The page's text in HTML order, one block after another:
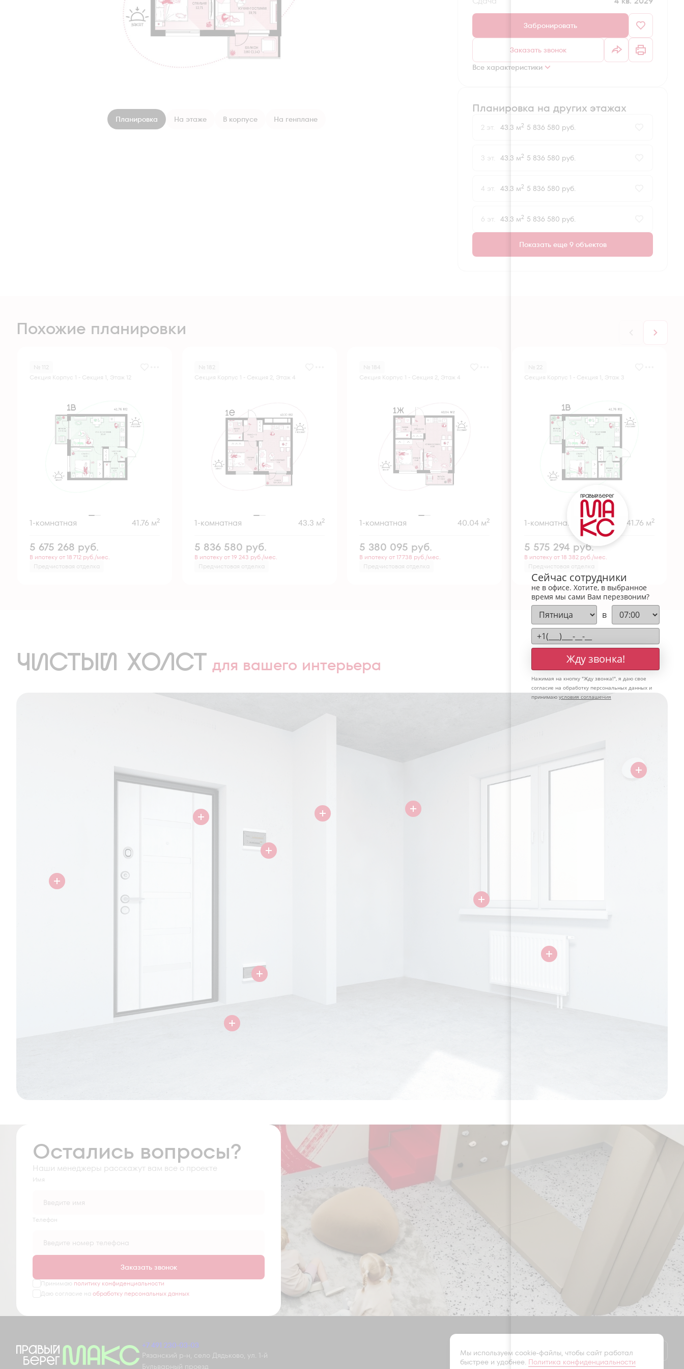
Планировка На этаже В корпусе На генплане
Забронировать
Заказать звонок
Все характеристики
Планировка на других этажах
2 эт. 43.3 м2 5 836 580 руб.
3 эт. 43.3 м2 5 836 580 руб.
4 эт. 43.3 м2 5 836 580 руб.
6 эт. 43.3 м2 5 836 580 руб.
Показать еще 9 объектов
Похожие планировки
№ 112
Секция Корпус 1 - Секция 1, Этаж 12
1-комнатная 41.76 м2
5 675 268 руб.
В ипотеку от 18 712 руб./мес.
Предчистовая отделка
№ 182
Секция Корпус 1 - Секция 2, Этаж 4
1-комнатная 43.3 м2
5 836 580 руб.
В ипотеку от 19 243 руб./мес.
Предчистовая отделка
№ 184
Секция Корпус 1 - Секция 2, Этаж 4
1-комнатная 40.04 м2
5 380 095 руб.
В ипотеку от 17 738 руб./мес.
Предчистовая отделка
№ 22
Секция Корпус 1 - Секция 1, Этаж 3
1-комнатная 41.76 м2
5 575 294 руб.
В ипотеку от 18 382 руб./мес.
Предчистовая отделка
ЧИСТЫЙ ХОЛСТ для вашего интерьера
Остались вопросы?
Наши менеджеры расскажут вам все о проекте
Имя
Tелефон
Заказать звонок
Принимаю политику конфиденциальности
Даю согласие на обработку персональных данных
+7 491 230-03-03
Рязанский р-н, село Дядьково, ул. 1-й
Бульварный проезд
Оставить заявку
Сейчас сотрудники
не в офисе. Хотите, в выбранное
время мы сами Вам перезвоним?
в
Жду звонка!
Нажимая на кнопку "Жду звонка!", я даю свое
согласие на обработку персональных данных и
принимаю условия соглашения
Мы используем cookie-файлы, чтобы сайт работал
быстрее и удобнее. Политика конфиденциальности